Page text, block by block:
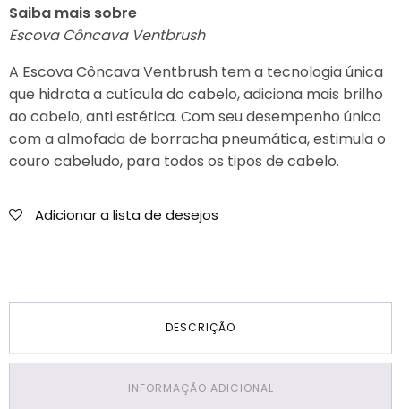
Escova
Côncava
Larga
Saiba mais sobre
Escova Côncava Ventbrush
A Escova Côncava Ventbrush tem a tecnologia única
que hidrata a cutícula do cabelo, adiciona mais brilho
ao cabelo, anti estética. Com seu desempenho único
com a almofada de borracha pneumática, estimula o
couro cabeludo, para todos os tipos de cabelo.
Adicionar a lista de desejos
DESCRIÇÃO
INFORMAÇÃO ADICIONAL